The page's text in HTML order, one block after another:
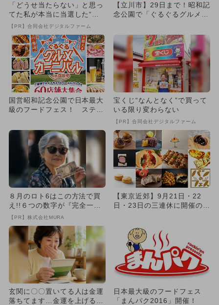
「どうせ当たらない」と思っ
てた私が本当に当選した“買
い方”がこれ
【PR】合同会社デジタルファーム
【立川市】29日まで！昭和記
念公園で「ぐるぐるグルメカ
国営昭和記念公園で日本最大
級のフードフェス！ ステー
宝くじ“なんとなく”で買って
いる限り変わらない
【PR】合同会社デジタルファーム
８月のロト6はこの方法で買
え!!６つの数字が『完全一
致』する方法
【PR】株式会社MURA
【東京近郊】9月21日・22
日・23日の三連休に開催のグ
玄関に〇〇置いてる人は金運
落ちてます…金運を上げる方
日本最大級のフードフェス
「まんパク2016」開催！